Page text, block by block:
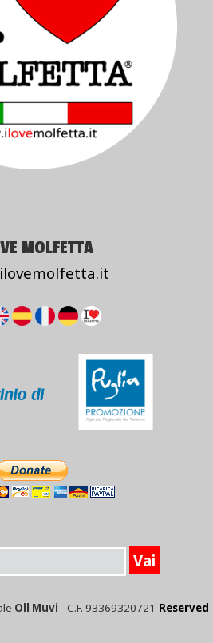
MOLFETTA
Oll Muvi - C.F. 93369320721 Reserved